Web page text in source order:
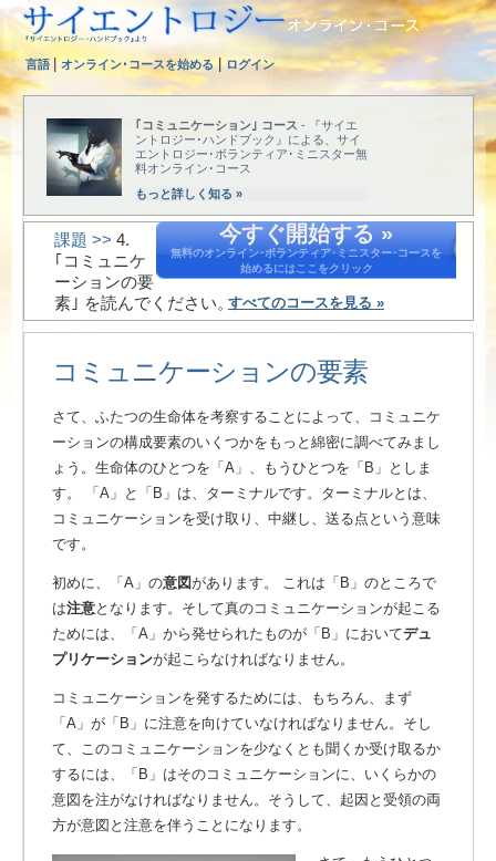
言語| オンライン･コースを始める ログイン
｢コミュニケーション｣ コース - 『サイエ
ントロジー･ハンドブック』による、サイ
エントロジー･ボランティア･ミニスター無
料オンライン･コース
もっと詳しく知る »
今すぐ開始する »
無料のオンライン･ボランティア･ミニスター･コースを
始めるにはここをクリック
すべてのコースを見る »
課題 >> 4.
｢コミュニケ
ーションの要
素｣ を読んでください。
コミュニケーションの要素
さて、ふたつの生命体を考察することによって、コミュニケ
ーションの構成要素のいくつかをもっと綿密に調べてみまし
ょう。生命体のひとつを「A」、もうひとつを「B」としま
す。
「A」と「B」は、ターミナルです。ターミナルとは、
コミュニケーションを受け取り、中継し、送る点という意味
です。
初めに、「A」の意図があります。
これは「B」のところで
は注意となります。そして真のコミュニケーションが起こる
ためには、「A」から発せられたものが「B」においてデュ
プリケーションが起こらなければなりません。
コミュニケーションを発するためには、もちろん、まず
「A」が「B」に注意を向けていなければなりません。そし
て、このコミュニケーションを少なくとも聞くか受け取るか
するには、「B」はそのコミュニケーションに、いくらかの
意図を注がなければなりません。そうして、起因と受領の両
方が意図と注意を伴うことになります。